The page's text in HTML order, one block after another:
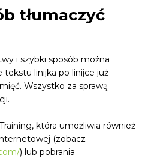
tłumaczyć
i szybki sposób można
tekstu linijka po linijce już
Wszystko za sprawą
która umożliwia również
(zobacz
) lub pobrania